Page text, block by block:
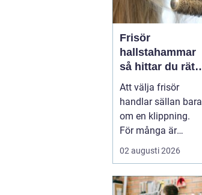
Frisör
hallstahammar
så hittar du rätt
salong för stil,
kvalitet och
känsla
Att välja frisör
handlar sällan bara
om en klippning.
För många är
besöket en paus i
vardagen, ett s...
02 augusti 2026